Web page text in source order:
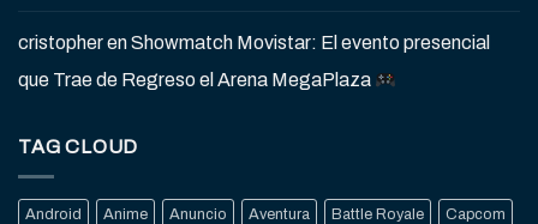
cristopherenShowmatch Movistar: El evento presencial
que Trae de Regreso el Arena MegaPlaza
TAG CLOUD
Android Anime Anuncio Aventura Battle Royale Capcom